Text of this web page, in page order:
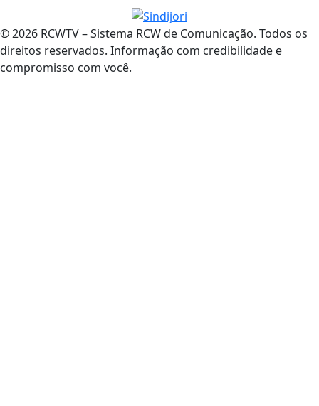
© 2026 RCWTV – Sistema RCW de Comunicação. Todos os
direitos reservados. Informação com credibilidade e
compromisso com você.